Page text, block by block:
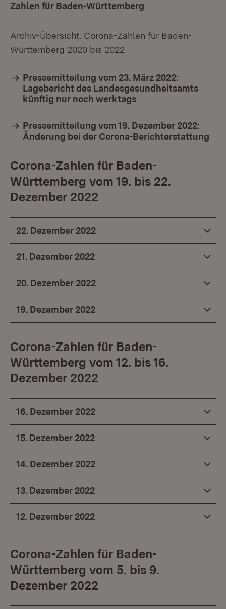
Zahlen für Baden-Württemberg
Archiv-Übersicht: Corona-Zahlen für Baden-
Württemberg 2020 bis 2022
Pressemitteilung vom 23. März 2022:
Lagebericht des Landesgesundheitsamts
künftig nur noch werktags
Pressemitteilung vom 19. Dezember 2022:
Änderung bei der Corona-Berichterstattung
Corona-Zahlen für Baden-
Württemberg vom 19. bis 22.
Dezember 2022
22. Dezember 2022
21. Dezember 2022
20. Dezember 2022
19. Dezember 2022
Corona-Zahlen für Baden-
Württemberg vom 12. bis 16.
Dezember 2022
16. Dezember 2022
15. Dezember 2022
14. Dezember 2022
13. Dezember 2022
12. Dezember 2022
Corona-Zahlen für Baden-
Württemberg vom 5. bis 9.
Dezember 2022